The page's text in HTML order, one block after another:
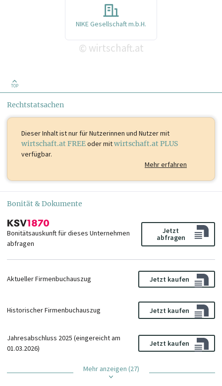
NIKE Gesellschaft m.b.H.
© wirtschaft.at
TOP
Rechtstatsachen
Dieser Inhalt istnur für Nutzerinnen und Nutzer mit
wirtschaft.at FREEoder mitwirtschaft.at PLUS
verfügbar.
Mehr erfahren
Bonität & Dokumente
Bonitätsauskunft für dieses Unternehmen
abfragen
Jetzt
abfragen
Aktueller Firmenbuchauszug Jetzt kaufen
Historischer Firmenbuchauszug Jetzt kaufen
Jahresabschluss 2025 (eingereicht am
01.03.2026)
Jetzt kaufen
Mehr anzeigen (27)